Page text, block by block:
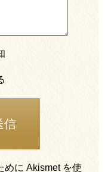
信
めに Akismet を使